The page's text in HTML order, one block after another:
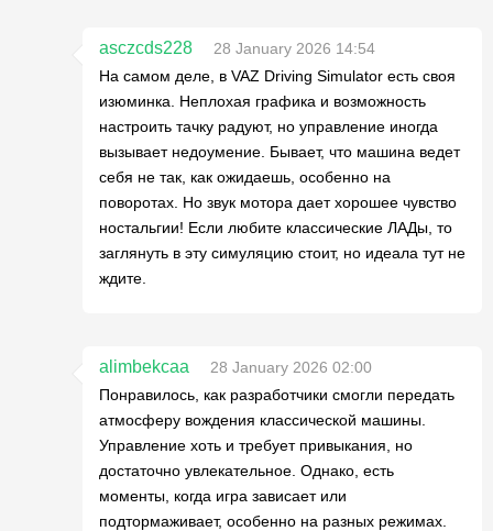
asczcds228
28 January 2026 14:54
На самом деле, в VAZ Driving Simulator есть своя
изюминка. Неплохая графика и возможность
настроить тачку радуют, но управление иногда
вызывает недоумение. Бывает, что машина ведет
себя не так, как ожидаешь, особенно на
поворотах. Но звук мотора дает хорошее чувство
ностальгии! Если любите классические ЛАДы, то
заглянуть в эту симуляцию стоит, но идеала тут не
ждите.
alimbekcaa
28 January 2026 02:00
Понравилось, как разработчики смогли передать
атмосферу вождения классической машины.
Управление хоть и требует привыкания, но
достаточно увлекательное. Однако, есть
моменты, когда игра зависает или
подтормаживает, особенно на разных режимах.